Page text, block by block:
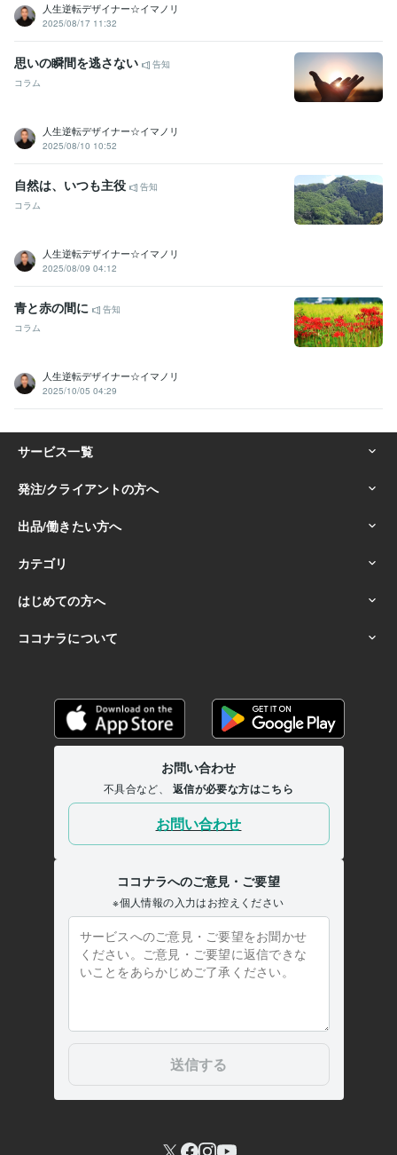
人生逆転デザイナー☆イマノリ
2025/08/17 11:32
思いの瞬間を逃さない
告知
コラム
人生逆転デザイナー☆イマノリ
2025/08/10 10:52
自然は、いつも主役
告知
コラム
人生逆転デザイナー☆イマノリ
2025/08/09 04:12
青と赤の間に
告知
コラム
人生逆転デザイナー☆イマノリ
2025/10/05 04:29